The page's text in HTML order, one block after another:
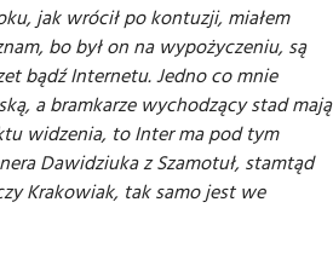
jak wrócił po kontuzji, miałem
bo był on na wypożyczeniu, są
bądź Internetu. Jedno co mnie
a bramkarze wychodzący stad mają
widzenia, to Inter ma pod tym
Dawidziuka z Szamotuł, stamtąd
Krakowiak, tak samo jest we